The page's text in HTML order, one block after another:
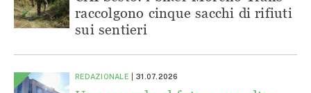
raccolgono cinque sacchi di rifiuti
sui sentieri
REDAZIONALE 31.07.2026